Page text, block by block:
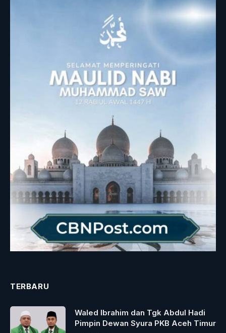
TERBARU
Waled Ibrahim dan Tgk Abdul Hadi
Pimpin Dewan Syura PKB Aceh Timur